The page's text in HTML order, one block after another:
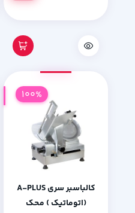
کالباسبر سری A-PLUS
(اتوماتیک ) محک
100%